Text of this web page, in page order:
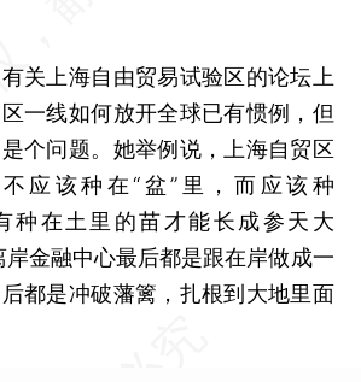
上海自由贸易试验区的论坛上
一线如何放开全球已有惯例，但
个问题。她举例说，上海自贸区
应该种在“盆”里，而应该种
种在土里的苗才能长成参天大
岸金融中心最后都是跟在岸做成一
都是冲破藩篱，扎根到大地里面